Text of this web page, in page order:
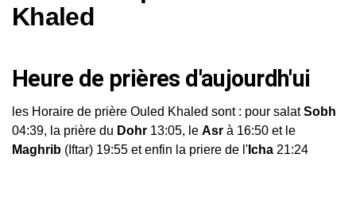
Khaled
Heure de prières d'aujourdh'ui
les Horaire de prière Ouled Khaled sont : pour salatSobh
04:39, la prière du Dohr 13:05, le Asr à 16:50 et le
Maghrib (Iftar) 19:55 et enfin la priere de l' Icha 21:24